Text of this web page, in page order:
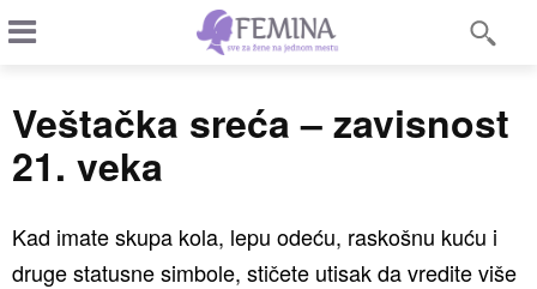
Veštačka sreća – zavisnost
21. veka
Kad imate skupa kola, lepu odeću, raskošnu kuću i
druge statusne simbole, stičete utisak da vredite više